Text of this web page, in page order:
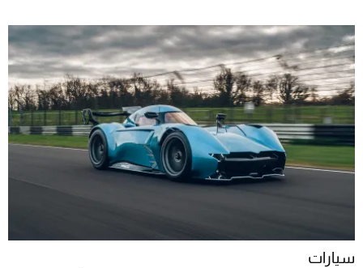
سيارات